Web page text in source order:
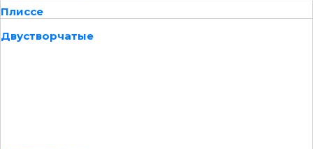
Плиссе
Двустворчатые